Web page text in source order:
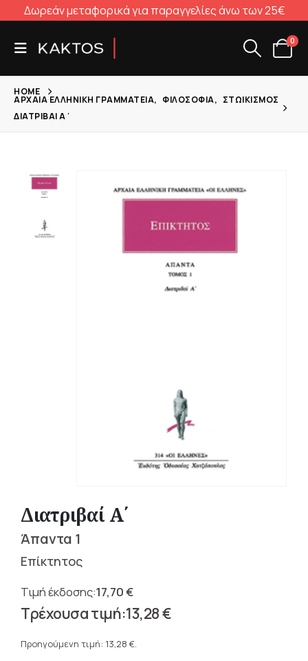
Δωρεάν μεταφορικά για παραγγελίες άνω των 25€
0
HOME
ΑΡΧΑΊΑ ΕΛΛΗΝΙΚΉ ΓΡΑΜΜΑΤΕΊΑ, ΦΙΛΟΣΟΦΊΑ, ΣΤΩΙΚΙΣΜΌΣ
ΔΙΑΤΡΙΒΑΊ Α΄
Διατριβαί Α΄
Άπαντα 1
Επίκτητος
17,70€
Original
price
17,70 €.
13,28€
τρέχουσα
Προηγούμενη τιμή: 13,28 €.